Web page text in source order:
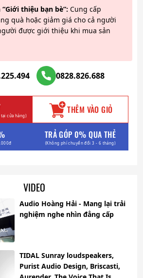
thiệu bạn bè”: Cung cấp
quà hoặc giảm giá cho cả người
được giới thiệu khi mua sản
0828.826.688
cửa hàng) THÊM VÀO GIỎ
TRẢ GÓP 0% QUA THẺ
(Không phí chuyển đổi 3 - 6 tháng)
VIDEO
Audio Hoàng Hải - Mang lại trải
nghiệm nghe nhìn đẳng cấp
TIDAL Sunray loudspeakers,
Purist Audio Design, Briscasti,